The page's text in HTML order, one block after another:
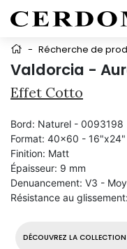
- Récherche de
Valdorcia -
Effet Cotto
DÉCOUVREZ LA COLLECTION
Bord: Naturel - 0093198
Format: 40x60 - 16"x24"
Finition: Matt
Épaisseur: 9 mm
Denuancement: V3 -
Résistance au glissement: